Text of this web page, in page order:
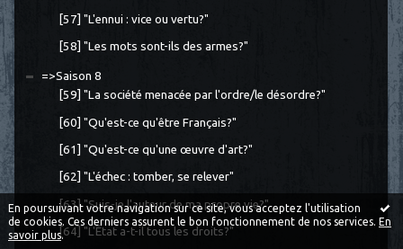
En poursuivant votre navigation sur ce site, vous acceptez l'utilisation
de cookies. Ces derniers assurent le bon fonctionnement de nos services. En
savoir plus.
[57] "L'ennui : vice ou vertu?"
[58] "Les mots sont-ils des armes?"
=>Saison 8
[59] "La société menacée par l'ordre/le désordre?"
[60] "Qu'est-ce qu'être Français?"
[61] "Qu'est-ce qu'une œuvre d'art?"
[62] "L'échec : tomber, se relever"
[63] "Suis-je l'auteur de ma propre vie?"
[64] "L'État a-t-il tous les droits?"